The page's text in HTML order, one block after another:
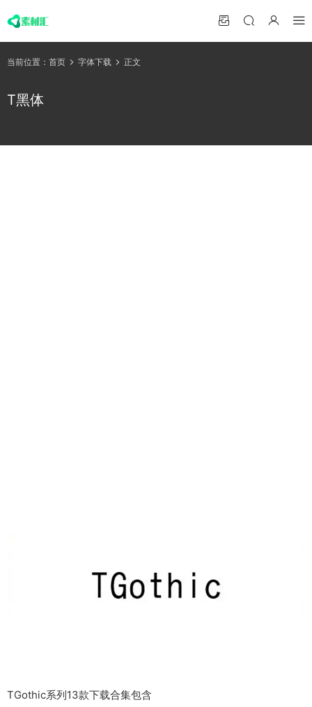
当前位置： 首页 字体下载 正文
T黑体
TGothic系列13款下载合集包含